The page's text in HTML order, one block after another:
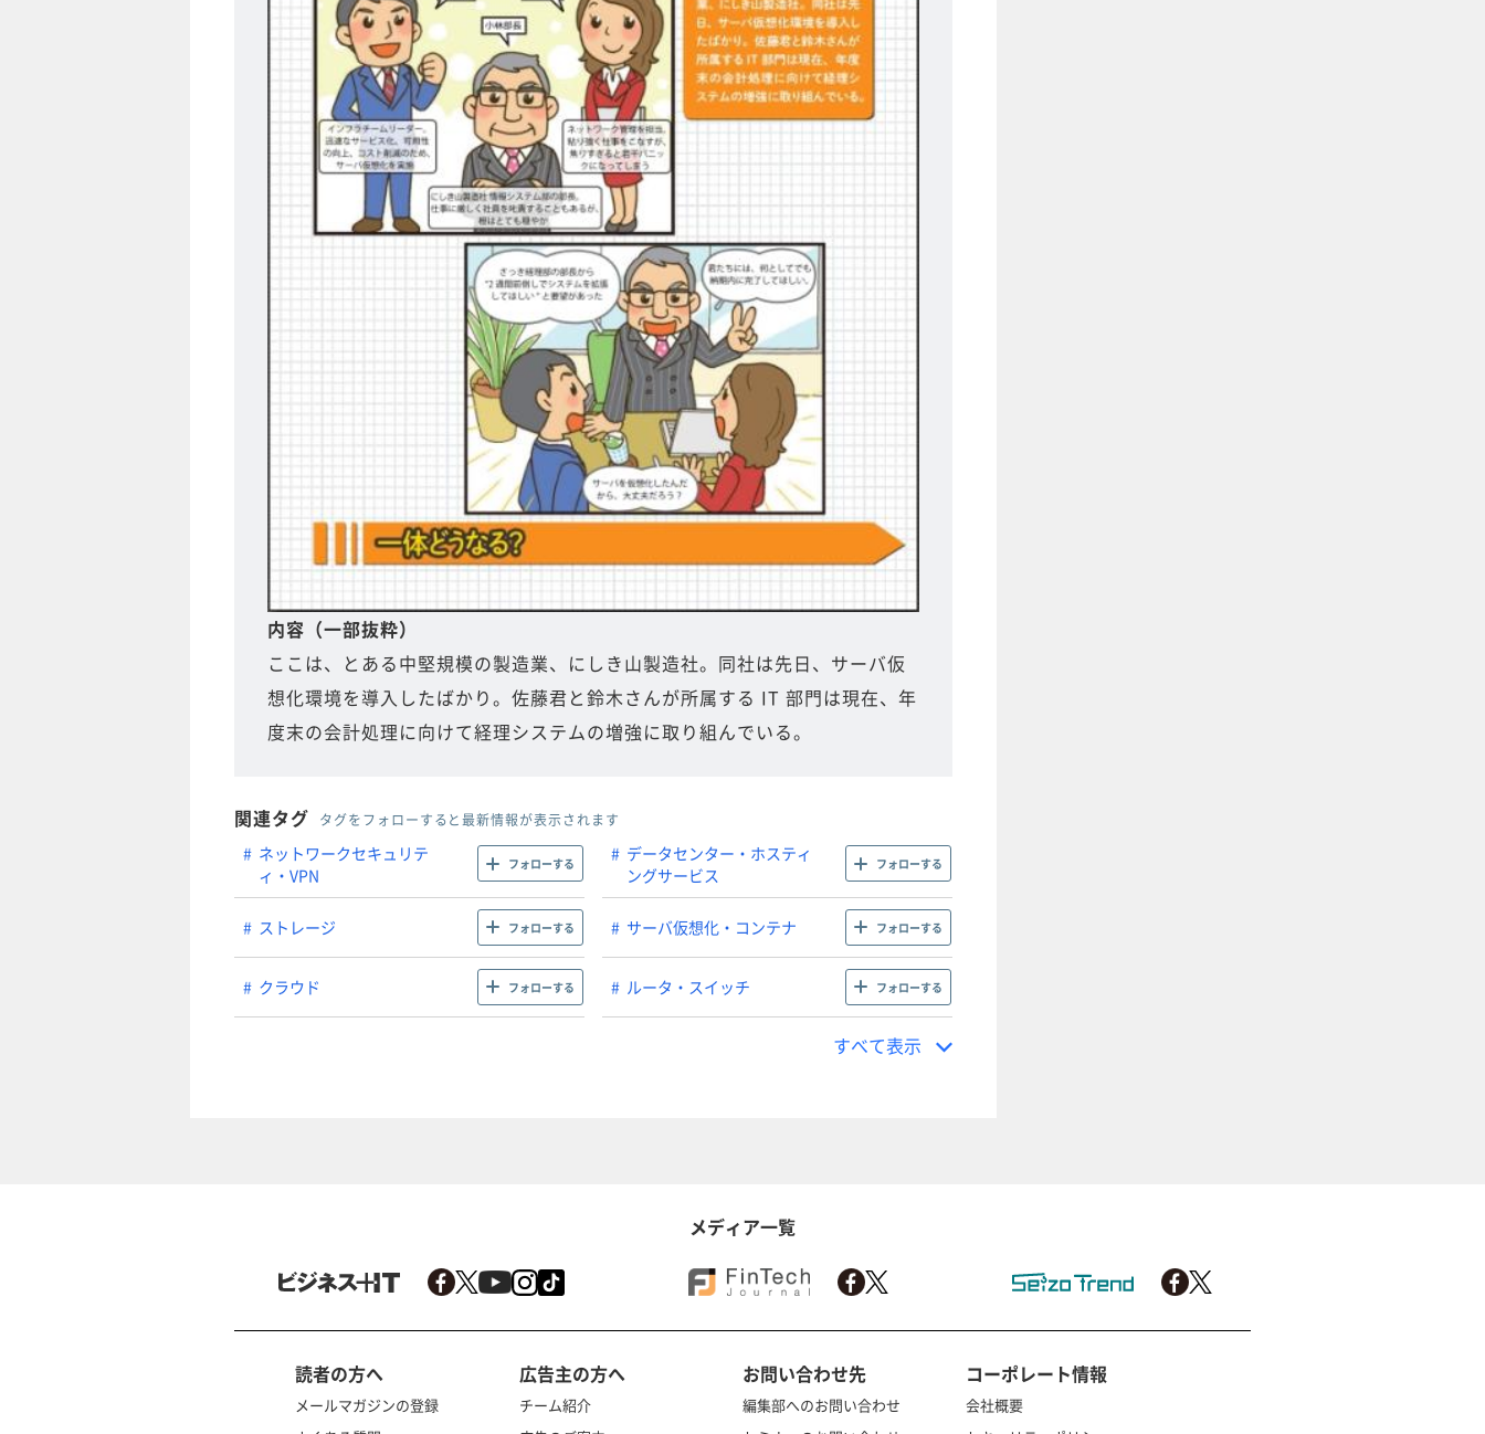
内容（一部抜粋）
ここは、とある中堅規模の製造業、にしき山製造社。同社は先日、サーバ仮
想化環境を導入したばかり。佐藤君と鈴木さんが所属する IT 部門は現在、年
度末の会計処理に向けて経理システムの増強に取り組んでいる。
関連タグ タグをフォローすると最新情報が表示されます
ネットワークセキュリテ
ィ・VPN
フォローする
データセンター・ホスティ
ングサービス
フォローする
ストレージ フォローする サーバ仮想化・コンテナ フォローする
クラウド フォローする ルータ・スイッチ フォローする
すべて表示
メディア一覧
読者の方へ
メールマガジンの登録
広告主の方へ
チーム紹介
お問い合わせ先
編集部へのお問い合わせ
コーポレート情報
会社概要